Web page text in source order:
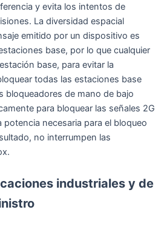
y evita los intentos de
La diversidad espacial
emitido por un dispositivo es
base, por lo que cualquier
base, para evitar la
todas las estaciones base
bloqueadores de mano de bajo
para bloquear las señales 2G
necesaria para el bloqueo
no interrumpen las
industriales y de